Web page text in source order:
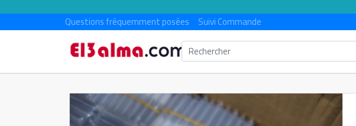
Questions fréquemment posées Suivi Commande